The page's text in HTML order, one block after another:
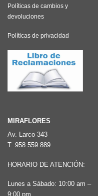
Políticas de cambios y
devoluciones
Políticas de privacidad
MIRAFLORES
Av. Larco 343
T. 958 559 889
HORARIO DE ATENCIÓN:
Lunes a Sábado: 10:00 am –
9:00 pm